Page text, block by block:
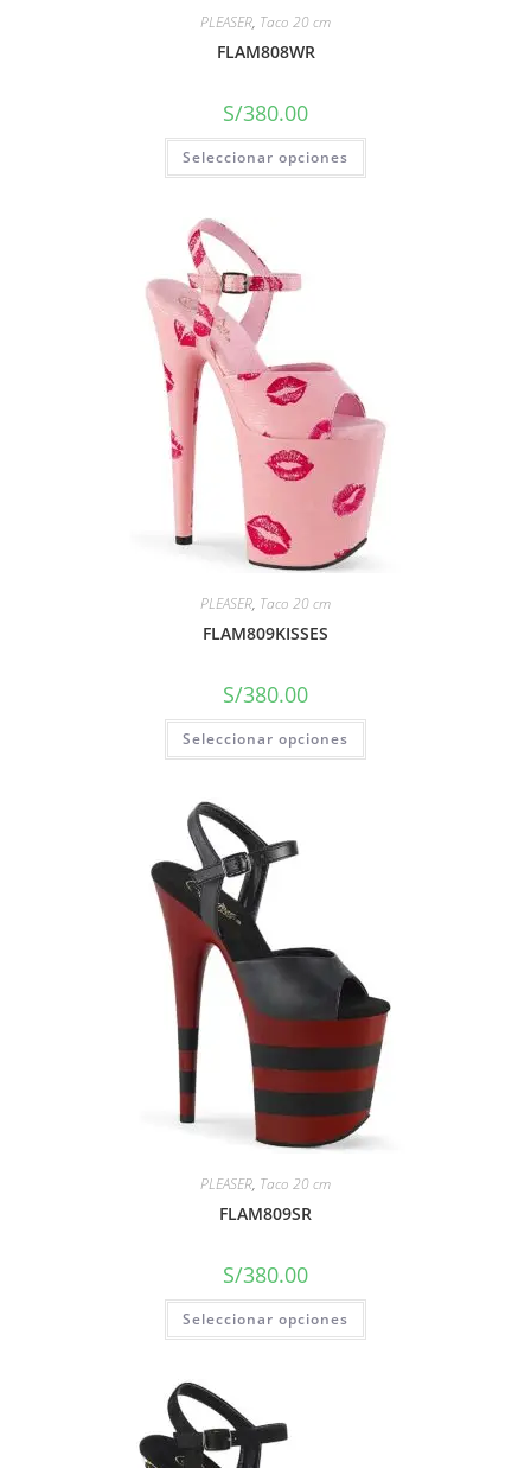
PLEASER, Taco 20 cm
FLAM808WR
S/380.00
Seleccionar opciones
PLEASER, Taco 20 cm
FLAM809KISSES
S/380.00
Seleccionar opciones
PLEASER, Taco 20 cm
FLAM809SR
S/380.00
Seleccionar opciones